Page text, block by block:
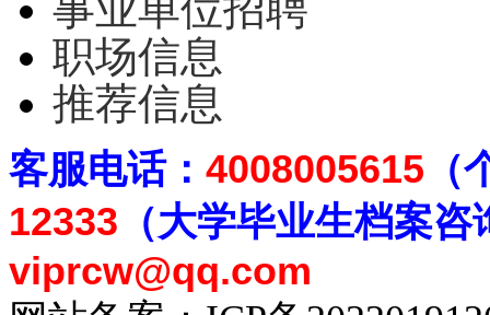
职场信息
推荐信息
客服电话： 4008005615
12333 （大学毕业生档案咨
viprcw@qq.com